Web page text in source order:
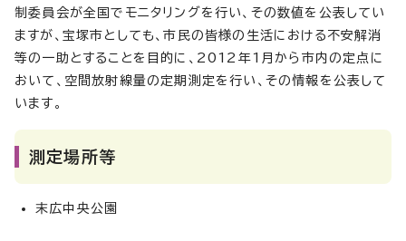
制委員会が全国でモニタリングを行い、その数値を公表してい
ますが、宝塚市としても、市民の皆様の生活における不安解消
等の一助とすることを目的に、2012年1月から市内の定点に
おいて、空間放射線量の定期測定を行い、その情報を公表して
います。
測定場所等
末広中央公園